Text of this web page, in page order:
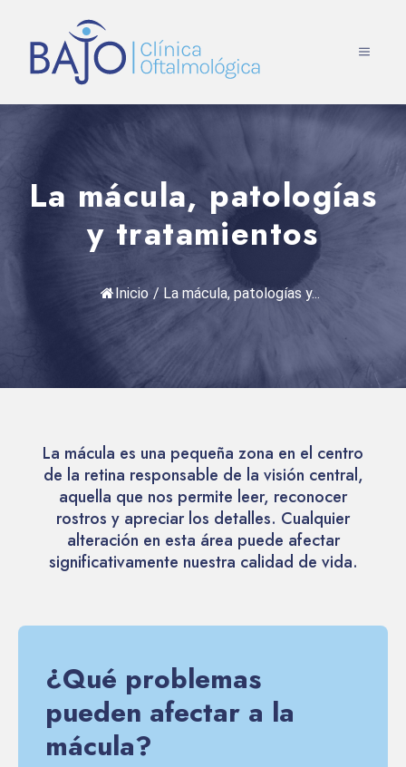
contenido
MENÚ
La mácula, patologías
y tratamientos
Inicio / La mácula, patologías y...
La mácula es una pequeña zona en el centro
de la retina responsable de la visión central,
aquella que nos permite leer, reconocer
rostros y apreciar los detalles. Cualquier
alteración en esta área puede afectar
significativamente nuestra calidad de vida.
¿Qué problemas
pueden afectar a la
mácula?